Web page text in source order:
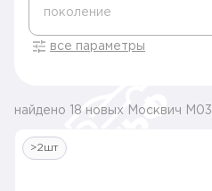
поколение
все параметры
найдено 18 новых Москвич M03
>2шт